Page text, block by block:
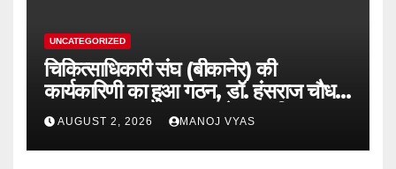
UNCATEGORIZED
चिकित्साधिकारी संघ (बीकानेर) की
कार्यकारिणी का हुआ गठन, डॉ. हंसराज चौधरी
अध्यक्ष व डॉ सुधांशु व्यास बने महासचिव
AUGUST 2, 2026 MANOJ VYAS